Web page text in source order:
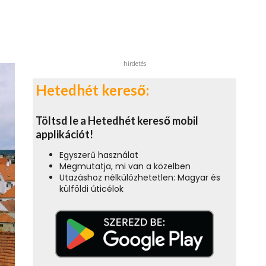
hirdetés
Hetedhét kereső:
Töltsd le a Hetedhét kereső mobil
applikációt!
Egyszerű használat
Megmutatja, mi van a közelben
Utazáshoz nélkülözhetetlen: Magyar és
külföldi úticélok